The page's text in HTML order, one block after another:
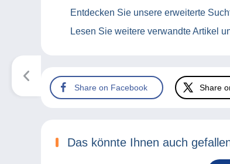
Entdecken Sie unsere erweiterte
Lesen Sie weitere verwandte Artikel
Share on Facebook Share
Das könnte Ihnen auch